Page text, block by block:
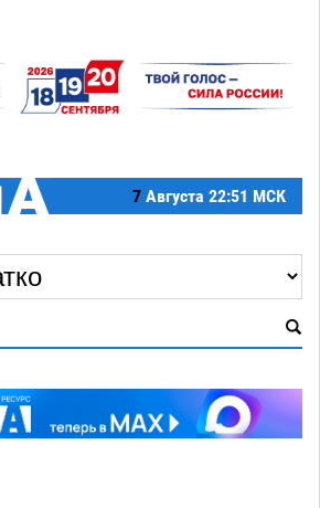
7 Августа 22:51 МСК